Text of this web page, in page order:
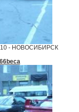
- НОВОСИБИРСК